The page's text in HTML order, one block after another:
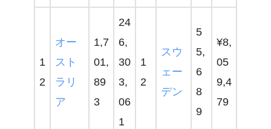
1
2
オー
スト
ラリ
ア
1,7
01,
89
3
24
6,
30
3,
06
1
1
2
スウ
ェー
デン
5
5,
6
8
9
¥8,
05
9,4
79